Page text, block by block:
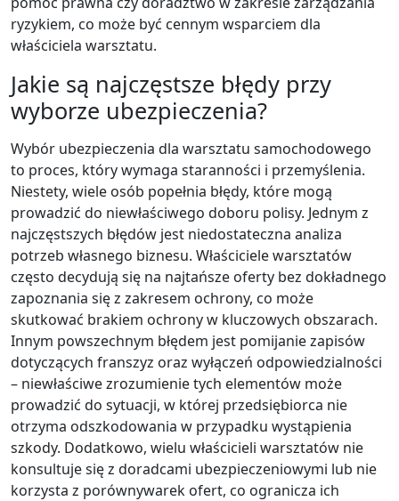
ryzykiem, co może być cennym wsparciem dla
właściciela warsztatu.
Jakie są najczęstsze błędy przy
wyborze ubezpieczenia?
Wybór ubezpieczenia dla warsztatu samochodowego
to proces, który wymaga staranności i przemyślenia.
Niestety, wiele osób popełnia błędy, które mogą
prowadzić do niewłaściwego doboru polisy. Jednym z
najczęstszych błędów jest niedostateczna analiza
potrzeb własnego biznesu. Właściciele warsztatów
często decydują się na najtańsze oferty bez dokładnego
zapoznania się z zakresem ochrony, co może
skutkować brakiem ochrony w kluczowych obszarach.
Innym powszechnym błędem jest pomijanie zapisów
dotyczących franszyz oraz wyłączeń odpowiedzialności
– niewłaściwe zrozumienie tych elementów może
prowadzić do sytuacji, w której przedsiębiorca nie
otrzyma odszkodowania w przypadku wystąpienia
szkody. Dodatkowo, wielu właścicieli warsztatów nie
konsultuje się z doradcami ubezpieczeniowymi lub nie
korzysta z porównywarek ofert, co ogranicza ich